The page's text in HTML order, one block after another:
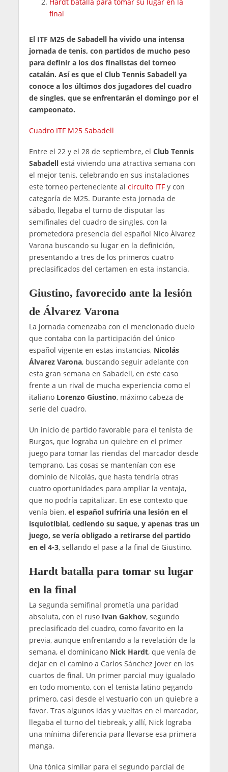
final
El ITF M25 de Sabadell ha vivido una intensa
jornada de tenis, con partidos de mucho peso
para definir a los dos finalistas del torneo
catalán. Así es que el Club Tennis Sabadell ya
conoce a los últimos dos jugadores del cuadro
de singles, que se enfrentarán el domingo por el
campeonato.
Cuadro ITF M25 Sabadell
Entre el 22 y el 28 de septiembre, el Club Tennis
Sabadellestá viviendo una atractiva semana con
el mejor tenis, celebrando en sus instalaciones
este torneo perteneciente al circuito ITFy con
categoría de M25. Durante esta jornada de
sábado, llegaba el turno de disputar las
semifinales del cuadro de singles, con la
prometedora presencia del español Nico Álvarez
Varona buscando su lugar en la definición,
presentando a tres de los primeros cuatro
preclasificados del certamen en esta instancia.
Giustino, favorecido ante la lesión
de Álvarez Varona
La jornada comenzaba con el mencionado duelo
que contaba con la participación del único
español vigente en estas instancias, Nicolás
Álvarez Varona, buscando seguir adelante con
esta gran semana en Sabadell, en este caso
frente a un rival de mucha experiencia como el
italiano Lorenzo Giustino, máximo cabeza de
serie del cuadro.
Un inicio de partido favorable para el tenista de
Burgos, que lograba un quiebre en el primer
juego para tomar las riendas del marcador desde
temprano. Las cosas se mantenían con ese
dominio de Nicolás, que hasta tendría otras
cuatro oportunidades para ampliar la ventaja,
que no podría capitalizar. En ese contexto que
venía bien, el español sufriría una lesión en el
isquiotibial, cediendo su saque, y apenas tras un
juego, se vería obligado a retirarse del partido
en el 4-3, sellando el pase a la final de Giustino.
Hardt batalla para tomar su lugar
en la final
La segunda semifinal prometía una paridad
absoluta, con el ruso Ivan Gakhov, segundo
preclasificado del cuadro, como favorito en la
previa, aunque enfrentando a la revelación de la
semana, el dominicano Nick Hardt, que venía de
dejar en el camino a Carlos Sánchez Jover en los
cuartos de final. Un primer parcial muy igualado
en todo momento, con el tenista latino pegando
primero, casi desde el vestuario con un quiebre a
favor. Tras algunos idas y vueltas en el marcador,
llegaba el turno del tiebreak, y allí, Nick lograba
una mínima diferencia para llevarse esa primera
manga.
Una tónica similar para el segundo parcial de